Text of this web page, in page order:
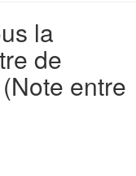
la
de
entre